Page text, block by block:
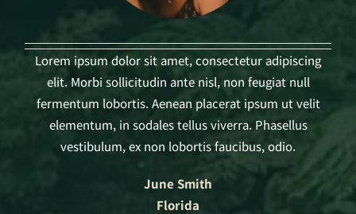
Lorem ipsum dolor sit amet, consectetur adipiscing
elit. Morbi sollicitudin ante nisl, non feugiat null
fermentum lobortis. Aenean placerat ipsum ut velit
elementum, in sodales tellus viverra. Phasellus
vestibulum, ex non lobortis faucibus, odio.
June Smith
Florida